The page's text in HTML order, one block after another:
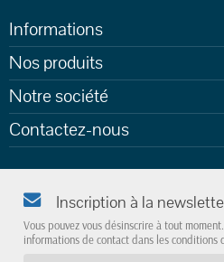
Informations
Nos produits
Notre société
Contactez-nous
Inscription à la
Vous pouvez vous désinscrire à tout
informations de contact dans les conditions